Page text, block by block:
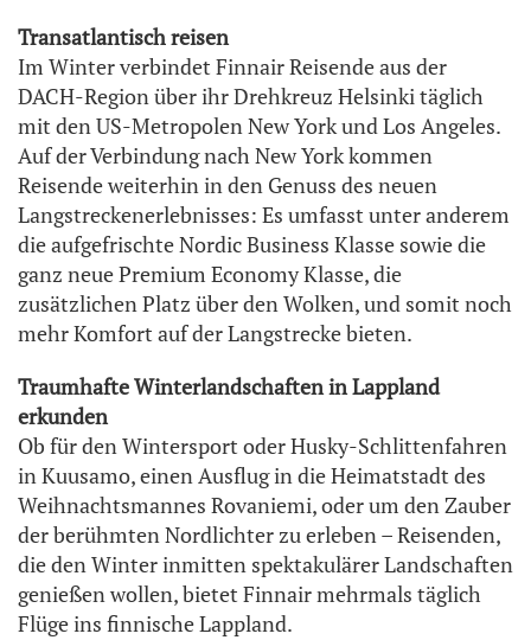
Transatlantisch reisen
Im Winter verbindet Finnair Reisende aus der
DACH-Region über ihr Drehkreuz Helsinki täglich
mit den US-Metropolen New York und Los Angeles.
Auf der Verbindung nach New York kommen
Reisende weiterhin in den Genuss des neuen
Langstreckenerlebnisses: Es umfasst unter anderem
die aufgefrischte Nordic Business Klasse sowie die
ganz neue Premium Economy Klasse, die
zusätzlichen Platz über den Wolken, und somit noch
mehr Komfort auf der Langstrecke bieten.
Traumhafte Winterlandschaften in Lappland
erkunden
Ob für den Wintersport oder Husky-Schlittenfahren
in Kuusamo, einen Ausflug in die Heimatstadt des
Weihnachtsmannes Rovaniemi, oder um den Zauber
der berühmten Nordlichter zu erleben – Reisenden,
die den Winter inmitten spektakulärer Landschaften
genießen wollen, bietet Finnair mehrmals täglich
Flüge ins finnische Lappland.